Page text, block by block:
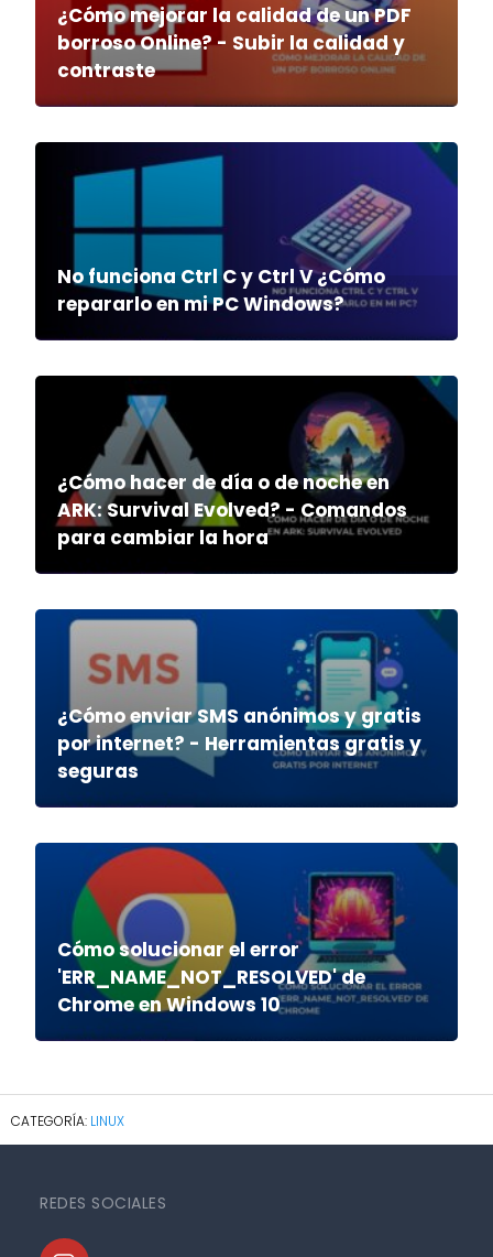
¿Cómo mejorar la calidad de un PDF
borroso Online? - Subir la calidad y
contraste
No funciona Ctrl C y Ctrl V ¿Cómo
repararlo en mi PC Windows?
¿Cómo hacer de día o de noche en
ARK: Survival Evolved? - Comandos
para cambiar la hora
¿Cómo enviar SMS anónimos y gratis
por internet? - Herramientas gratis y
seguras
Cómo solucionar el error
'ERR_NAME_NOT_RESOLVED' de
Chrome en Windows 10
LINUX
REDES SOCIALES